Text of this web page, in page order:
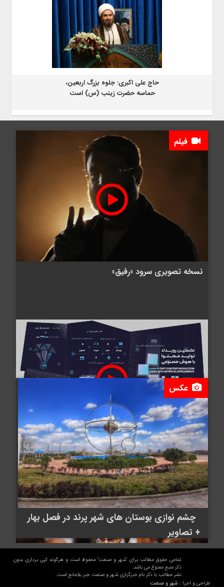
حاج‌ علی‌ اکبری: جلوه بزرگ اربعین،
حماسه حضرت زینب (س) است
شایعه «معافیت سربازان فراری» تکذیب
شد
جزئیات نحوه فعال‌سازی کیف پول
الکترونیک
استاندار تهران: دفاع از ایران گاه در یک
تیتر دقیق و یک قلم مسئولانه خلاصه
می شود
نسخه تصویری سرود «رفیق»
برگزاری نخستین رویداد ملی تولید محتوا با هوش
مصنوعی در چابهار
فیلم
چشم نوازی بوستان های شهر پرند در فصل بهار
+ تصاویر
عکس
تمامی حقوق مطالب برای "شهر و صنعت" محفوظ است و هرگونه کپی برداری بدون
ذکر منبع ممنوع می باشد.
نشر مطالب با ذکر نام خبرگزاری شهر و صنعت خبر بلامانع است.
طراحی و اجرا : شهر و صنعت